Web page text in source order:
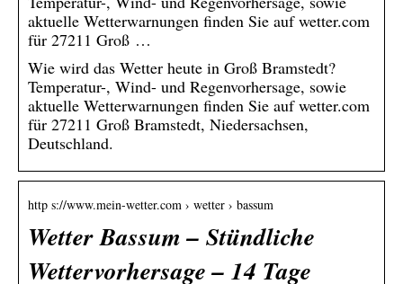
aktuelle Wetterwarnungen finden Sie auf wetter.com
für 27211 Groß …
Wie wird das Wetter heute in Groß Bramstedt?
Temperatur-, Wind- und Regenvorhersage, sowie
aktuelle Wetterwarnungen finden Sie auf wetter.com
für 27211 Groß Bramstedt, Niedersachsen,
Deutschland.
http s://www.mein-wetter.com › wetter › bassum
Wetter Bassum – Stündliche
Wettervorhersage – 14 Tage